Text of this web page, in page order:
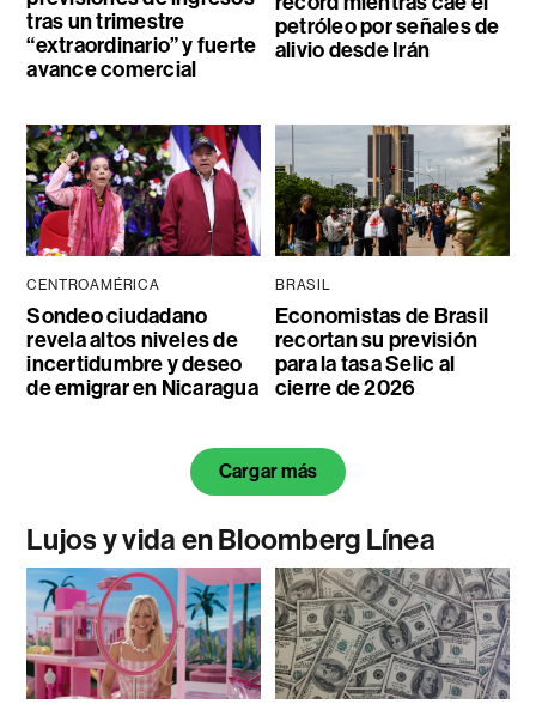
tras un trimestre
“extraordinario” y fuerte
avance comercial
petróleo por señales de
alivio desde Irán
CENTROAMÉRICA
Sondeo ciudadano
revela altos niveles de
incertidumbre y deseo
de emigrar en Nicaragua
BRASIL
Economistas de Brasil
recortan su previsión
para la tasa Selic al
cierre de 2026
Cargar más
Lujos y vida en Bloomberg Línea